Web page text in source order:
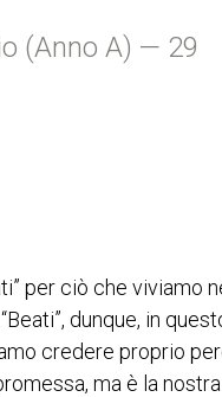
(Anno A) — 29
per ciò che viviamo
dunque, in
credere proprio
ma è la